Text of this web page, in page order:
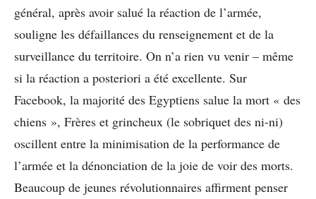
général, après avoir salué la réaction de l’armée,
souligne les défaillances du renseignement et de la
surveillance du territoire. On n’a rien vu venir – même
si la réaction a posteriori a été excellente. Sur
Facebook, la majorité des Egyptiens salue la mort « des
chiens », Frères et grincheux (le sobriquet des ni-ni)
oscillent entre la minimisation de la performance de
l’armée et la dénonciation de la joie de voir des morts.
Beaucoup de jeunes révolutionnaires affirment penser